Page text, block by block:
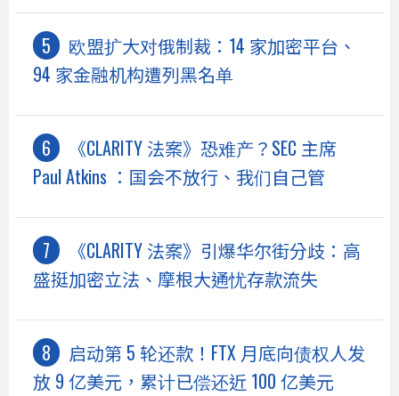
欧盟扩大对俄制裁：14 家加密平台、
94 家金融机构遭列黑名单
《CLARITY 法案》恐难产？SEC 主席
Paul Atkins ：国会不放行、我们自己管
《CLARITY 法案》引爆华尔街分歧：高
盛挺加密立法、摩根大通忧存款流失
启动第 5 轮还款！FTX 月底向债权人发
放 9 亿美元，累计已偿还近 100 亿美元